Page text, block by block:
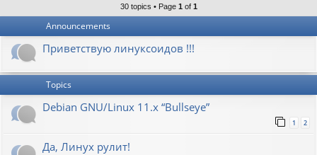
30 topics • Page 1 of 1
Announcements
Приветствую линуксоидов !!!
Topics
Debian GNU/Linux 11.x “Bullseye”
1 2
Да, Линух рулит!